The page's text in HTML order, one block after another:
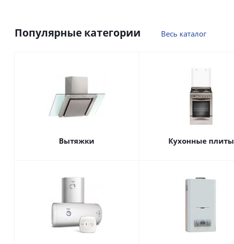
Популярные категории Весь каталог
Вытяжки Кухонные плиты